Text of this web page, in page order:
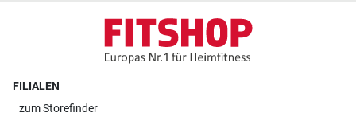
FILIALEN
zumStorefinder